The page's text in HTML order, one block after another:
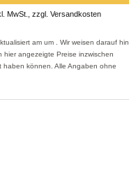
MwSt., zzgl. Versandkosten
am um . Wir weisen darauf hin,
hier angezeigte Preise inzwischen
haben können. Alle Angaben ohne